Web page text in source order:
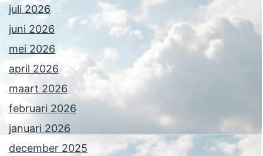
juli 2026
juni 2026
mei 2026
april 2026
maart 2026
februari 2026
januari 2026
december 2025